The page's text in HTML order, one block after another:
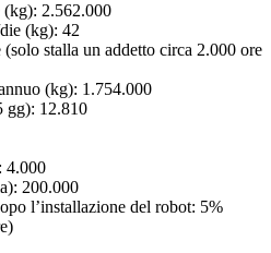
(kg): 2.562.000
(kg): 42
stalla un addetto circa 2.000 ore
(kg): 1.754.000
gg): 12.810
4.000
200.000
l’installazione del robot: 5%